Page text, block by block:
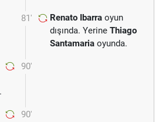
81' Renato Ibarra oyun
dışında. Yerine Thiago
Santamaria oyunda.
90'
90'